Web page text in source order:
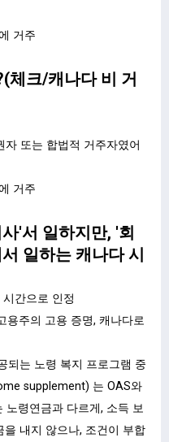
거주
체크/캐나다 비 거
또는 합법적 거주자였어
거주​
'서 일하지만, '회
일하는 캐나다 시
간으로 인정
용주의 고용 증명, 캐나다로
되는 노령 복지 프로그램 중
supplement) 는 OAS와
노령연금과 다르게, 소득 보
내지 않으나, 조건이 부합